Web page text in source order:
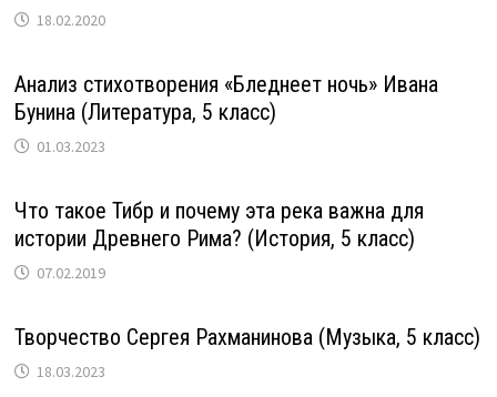
18.02.2020
Анализ стихотворения «Бледнеет ночь» Ивана
Бунина (Литература, 5 класс)
01.03.2023
Что такое Тибр и почему эта река важна для
истории Древнего Рима? (История, 5 класс)
07.02.2019
Творчество Сергея Рахманинова (Музыка, 5 класс)
18.03.2023